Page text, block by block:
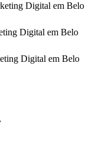
Digital em Belo
Digital em Belo
Digital em Belo